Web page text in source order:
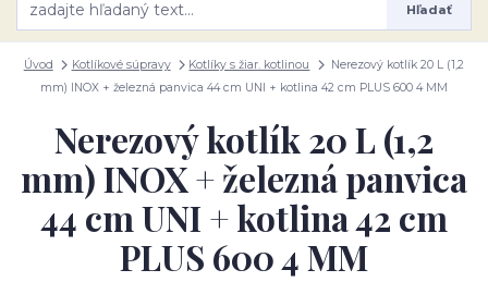
Hľadať
Úvod Kotlíkové súpravy Kotlíky s žiar. kotlinou
Nerezový kotlík 20 L (1,2
mm) INOX + železná panvica 44 cm UNI + kotlina 42 cm PLUS 600 4 MM
Nerezový kotlík 20 L (1,2
mm) INOX + železná panvica
44 cm UNI + kotlina 42 cm
PLUS 600 4 MM